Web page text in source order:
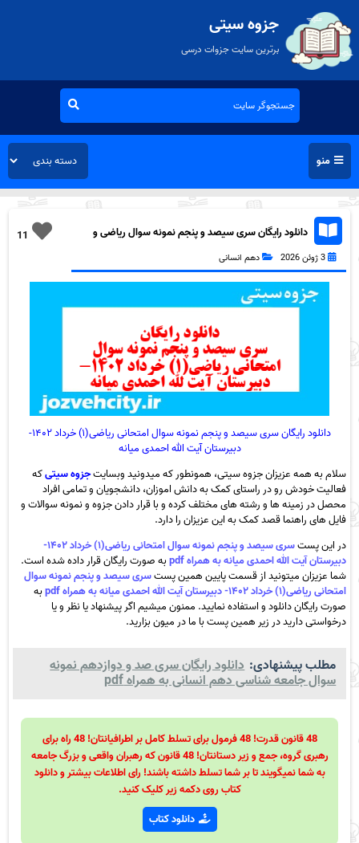
جزوه سیتی
برترین سایت جزوات درسی
منو
11
دانلود رایگان سری سیصد و پنجم نمونه سوال ریاضی و
آمار دهم انسانی به همراه pdf
3 ژوئن 2026 دهم انسانی
دانلود رایگان سری سیصد و پنجم نمونه سوال امتحانی ریاضی(۱) خرداد ۱۴۰۲-
دبیرستان آیت الله احمدی میانه
سلام به همه عزیزان جزوه سیتی، همونطور که میدونید وبسایتجزوه سیتیکه
فعالیت خودش رو در راستای کمک به دانش اموزان، دانشجویان و تمامی افراد
محصل در زمینه ها و رشته های مختلف کرده و با قرار دادن جزوه و نمونه سوالات و
فایل های راهنما قصد کمک به این عزیزان را دارد.
در این پست
سری سیصد و پنجم نمونه سوال امتحانی ریاضی(۱) خرداد ۱۴۰۲-
دبیرستان آیت الله احمدی میانه به همراه pdf
به صورت رایگان قرار داده شده است.
شما عزیزان میتونید از قسمت پایین همین پستسری سیصد و پنجم نمونه سوال
امتحانی ریاضی(۱) خرداد ۱۴۰۲- دبیرستان آیت الله احمدی میانه به همراه pdf
به
صورت رایگان دانلود و استفاده نمایید. ممنون میشیم اگر پیشنهاد یا نظر و یا
درخواستی دارید در زیر همین پست با ما در میون بزارید.
مطلب پیشنهادی: دانلود رایگان سری صد و دوازدهم نمونه
سوال جامعه شناسی دهم انسانی به همراه pdf
48 قانون قدرت! 48 فرمول برای تسلط کامل بر اطرافیانتان! 48 راه برای
رهبری گروه، جمع و زیر دستانتان! 48 قانون که رهبران واقعی و بزرگ جامعه
به شما نمیگویند تا بر شما تسلط داشته باشند! رای اطلاعات بیشتر و دانلود
کتاب روی دکمه زیر کلیک کنید.
دانلود کتاب